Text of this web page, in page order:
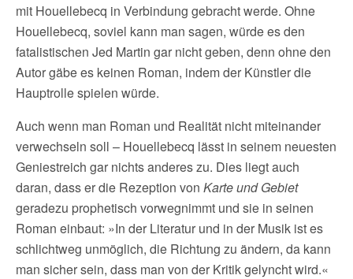
mit Houellebecq in Verbindung gebracht werde. Ohne
Houellebecq, soviel kann man sagen, würde es den
fatalistischen Jed Martin gar nicht geben, denn ohne den
Autor gäbe es keinen Roman, indem der Künstler die
Hauptrolle spielen würde.
Auch wenn man Roman und Realität nicht miteinander
verwechseln soll – Houellebecq lässt in seinem neuesten
Geniestreich gar nichts anderes zu. Dies liegt auch
daran, dass er die Rezeption von Karte und Gebiet
geradezu prophetisch vorwegnimmt und sie in seinen
Roman einbaut: »In der Literatur und in der Musik ist es
schlichtweg unmöglich, die Richtung zu ändern, da kann
man sicher sein, dass man von der Kritik gelyncht wird.«